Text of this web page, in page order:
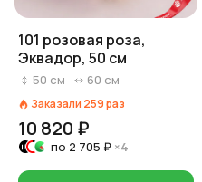
101 розовая роза,
Эквадор, 50 см
50 см 60 см
Заказали 259раз
10 820 ₽
по 2 705 ₽ ×4